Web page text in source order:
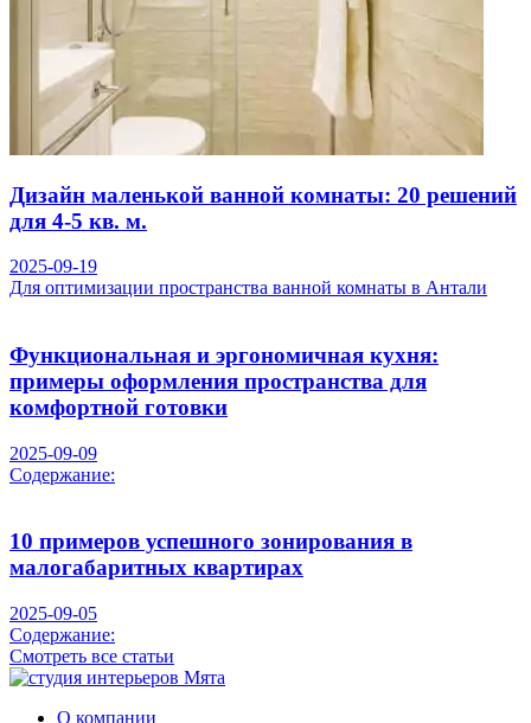
Дизайн маленькой ванной комнаты: 20 решений
для 4-5 кв. м.
2025-09-19
Для оптимизации пространства ванной комнаты в Антали
Функциональная и эргономичная кухня:
примеры оформления пространства для
комфортной готовки
2025-09-09
Содержание:
10 примеров успешного зонирования в
малогабаритных квартирах
2025-09-05
Содержание:
Смотреть все статьи
О компании